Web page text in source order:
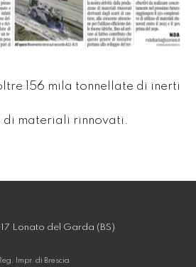
156 mila tonnellate di inerti
di materiali rinnovati.
Lonato del Garda (BS)
Impr. di Brescia